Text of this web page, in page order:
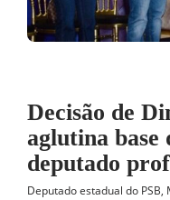
Decisão de
aglutina base
deputado
Deputado estadual do